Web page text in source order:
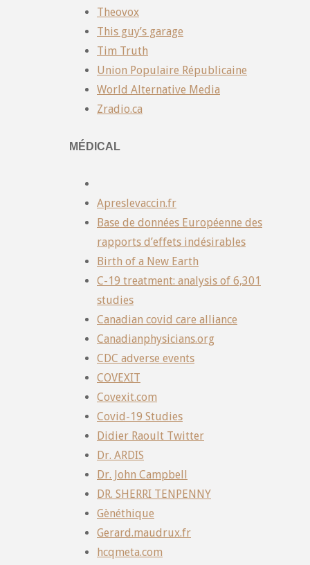
Theovox
This guy’s garage
Tim Truth
Union Populaire Républicaine
World Alternative Media
Zradio.ca
MÉDICAL
Apreslevaccin.fr
Base de données Européenne des
rapports d’effets indésirables
Birth of a New Earth
C-19 treatment: analysis of 6,301
studies
Canadian covid care alliance
Canadianphysicians.org
CDC adverse events
COVEXIT
Covexit.com
Covid-19 Studies
Didier Raoult Twitter
Dr. ARDIS
Dr. John Campbell
DR. SHERRI TENPENNY
Gènéthique
Gerard.maudrux.fr
hcqmeta.com